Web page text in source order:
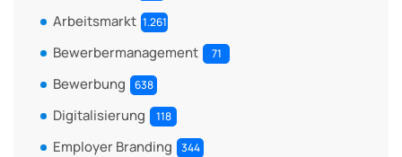
Arbeitsmarkt 1.261
Bewerbermanagement 71
Bewerbung 638
Digitalisierung 118
Employer Branding 344